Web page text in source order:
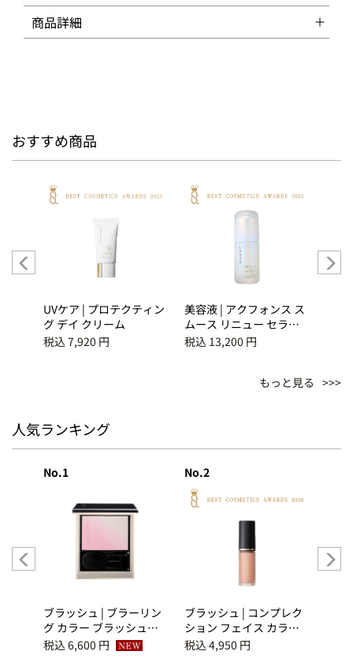
商品詳細
おすすめ商品
UVケア | プロテクティン
グ デイ クリーム
税込 7,920 円
美容液 | アクフォンス ス
ムース リニュー セラム
＜医薬部外品＞
税込 13,200 円
もっと見る
人気ランキング
No.1
ブラッシュ | ブラーリン
グ カラー ブラッシュ
(2026 秋 カラーコレクシ
ョン) 10 澄飾 -
税込 6,600 円
No.2
ブラッシュ | コンプレク
ション フェイス カラ
ー 03 桃心地 -
MOMOGOKOCHI
税込 4,950 円